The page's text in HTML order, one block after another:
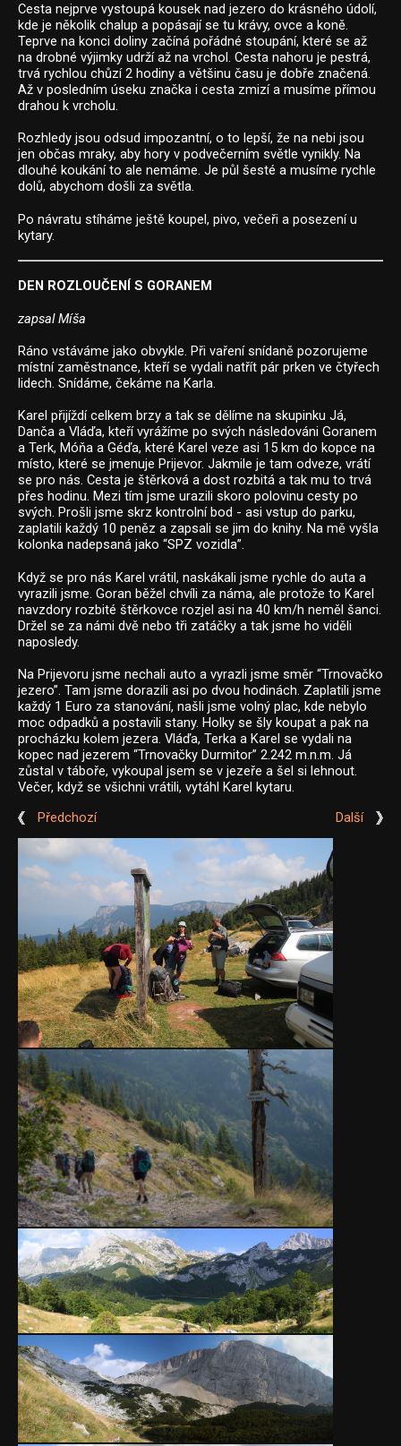
Cesta nejprve vystoupá kousek nad jezero do krásného údolí,
kde je několik chalup a popásají se tu krávy, ovce a koně.
Teprve na konci doliny začíná pořádné stoupání, které se až
na drobné výjimky udrží až na vrchol. Cesta nahoru je pestrá,
trvá rychlou chůzí 2 hodiny a většinu času je dobře značená.
Až v posledním úseku značka i cesta zmizí a musíme přímou
drahou k vrcholu.
Rozhledy jsou odsud impozantní, o to lepší, že na nebi jsou
jen občas mraky, aby hory v podvečerním světle vynikly. Na
dlouhé koukání to ale nemáme. Je půl šesté a musíme rychle
dolů, abychom došli za světla.
Po návratu stíháme ještě koupel, pivo, večeři a posezení u
kytary.
DEN ROZLOUČENÍ S GORANEM
zapsal Míša
Ráno vstáváme jako obvykle. Při vaření snídaně pozorujeme
místní zaměstnance, kteří se vydali natřít pár prken ve čtyřech
lidech. Snídáme, čekáme na Karla.
Karel přijíždí celkem brzy a tak se dělíme na skupinku Já,
Danča a Vláďa, kteří vyrážíme po svých následováni Goranem
a Terk, Móňa a Géďa, které Karel veze asi 15 km do kopce na
místo, které se jmenuje Prijevor. Jakmile je tam odveze, vrátí
se pro nás. Cesta je štěrková a dost rozbitá a tak mu to trvá
přes hodinu. Mezi tím jsme urazili skoro polovinu cesty po
svých. Prošli jsme skrz kontrolní bod - asi vstup do parku,
zaplatili každý 10 peněz a zapsali se jim do knihy. Na mě vyšla
kolonka nadepsaná jako “SPZ vozidla”.
Když se pro nás Karel vrátil, naskákali jsme rychle do auta a
vyrazili jsme. Goran běžel chvíli za náma, ale protože to Karel
navzdory rozbité štěrkovce rozjel asi na 40 km/h neměl šanci.
Držel se za námi dvě nebo tři zatáčky a tak jsme ho viděli
naposledy.
Na Prijevoru jsme nechali auto a vyrazli jsme směr “Trnovačko
jezero”. Tam jsme dorazili asi po dvou hodinách. Zaplatili jsme
každý 1 Euro za stanování, našli jsme volný plac, kde nebylo
moc odpadků a postavili stany. Holky se šly koupat a pak na
procházku kolem jezera. Vláďa, Terka a Karel se vydali na
kopec nad jezerem “Trnovačky Durmitor” 2.242 m.n.m. Já
zůstal v táboře, vykoupal jsem se v jezeře a šel si lehnout.
Večer, když se všichni vrátili, vytáhl Karel kytaru.
Předchozí
Další